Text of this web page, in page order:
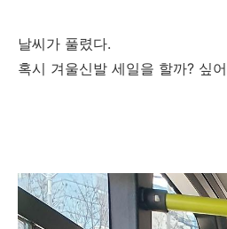
날씨가 풀렸다.
혹시 겨울신발 세일을 할까? 싶